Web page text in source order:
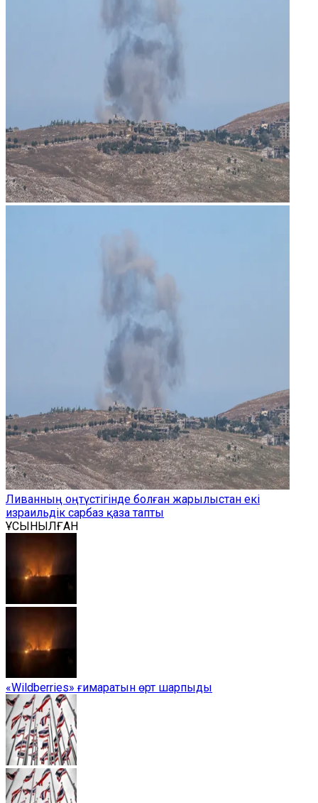
Ливанның оңтүстігінде болған жарылыстан екі
израильдік сарбаз қаза тапты
ҰСЫНЫЛҒАН
«Wildberries» ғимаратын өрт шарпыды